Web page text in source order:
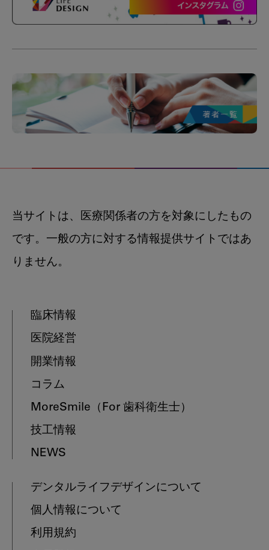
当サイトは、医療関係者の方を対象にしたもの
です。一般の方に対する情報提供サイトではあ
りません。
臨床情報
医院経営
開業情報
コラム
MoreSmile （For 歯科衛生士）
技工情報
NEWS
デンタルライフデザインについて
個人情報について
利用規約